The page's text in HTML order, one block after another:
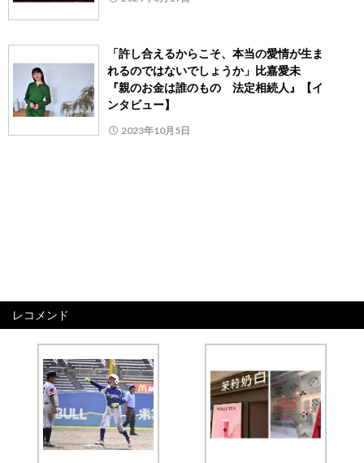
「許し合えるからこそ、本当の愛情が生ま
れるのではないでしょうか」比嘉愛未
『親のお金は誰のもの 法定相続人』【イ
ンタビュー】
2023年10月5日
レコメンド